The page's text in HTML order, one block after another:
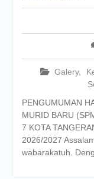
Galery,
PENGUMUMAN
MURID BARU
7 KOTA
2026/2027
wabarakatuh.